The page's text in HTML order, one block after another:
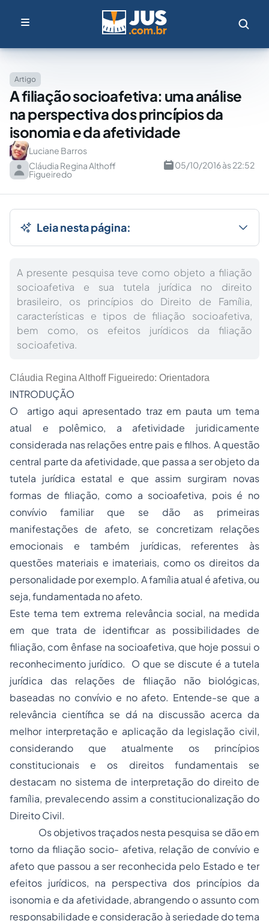
Artigo
A filiação socioafetiva: uma análise
na perspectiva dos princípios da
isonomia e da afetividade
Luciane Barros
Cláudia Regina Althoff
Figueiredo
05/10/2016 às 22:52
Leia nesta página:
A presente pesquisa teve como objeto a filiação
socioafetiva e sua tutela jurídica no direito
brasileiro, os princípios do Direito de Família,
características e tipos de filiação socioafetiva,
bem como, os efeitos jurídicos da filiação
socioafetiva.
Cláudia Regina Althoff Figueiredo: Orientadora
INTRODUÇÃO
O artigo aqui apresentado traz em pauta um tema
atual e polêmico, a afetividade juridicamente
considerada nas relações entre pais e filhos. A questão
central parte da afetividade, que passa a ser objeto da
tutela jurídica estatal e que assim surgiram novas
formas de filiação, como a socioafetiva, pois é no
convívio familiar que se dão as primeiras
manifestações de afeto, se concretizam relações
emocionais e também jurídicas, referentes às
questões materiais e imateriais, como os direitos da
personalidade por exemplo. A família atual é afetiva, ou
seja, fundamentada no afeto.
Este tema tem extrema relevância social, na medida
em que trata de identificar as possibilidades de
filiação, com ênfase na socioafetiva, que hoje possui o
reconhecimento jurídico. O que se discute é a tutela
jurídica das relações de filiação não biológicas,
baseadas no convívio e no afeto. Entende-se que a
relevância científica se dá na discussão acerca da
melhor interpretação e aplicação da legislação civil,
considerando que atualmente os princípios
constitucionais e os direitos fundamentais se
destacam no sistema de interpretação do direito de
família, prevalecendo assim a constitucionalização do
Direito Civil.
Os objetivos traçados nesta pesquisa se dão em
torno da filiação socio- afetiva, relação de convívio e
afeto que passou a ser reconhecida pelo Estado e ter
efeitos jurídicos, na perspectiva dos princípios da
isonomia e da afetividade, abrangendo o assunto com
responsabilidade e consideração à seriedade do tema